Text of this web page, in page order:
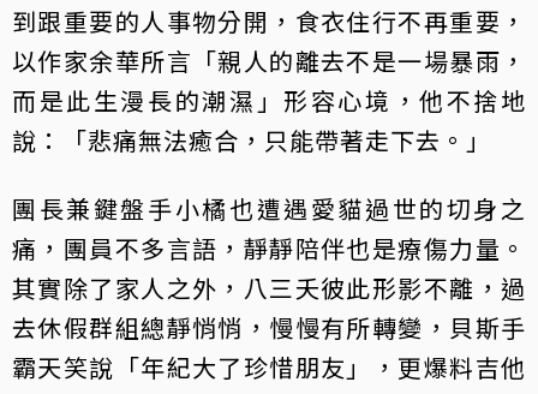
到跟重要的人事物分開，食衣住行不再重要，
以作家余華所言「親人的離去不是一場暴雨，
而是此生漫長的潮濕」形容心境，他不捨地
說：「悲痛無法癒合，只能帶著走下去。」
團長兼鍵盤手小橘也遭遇愛貓過世的切身之
痛，團員不多言語，靜靜陪伴也是療傷力量。
其實除了家人之外，八三夭彼此形影不離，過
去休假群組總靜悄悄，慢慢有所轉變，貝斯手
霸天笑說「年紀大了珍惜朋友」，更爆料吉他